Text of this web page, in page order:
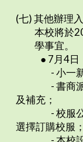
(七) 其他辦理
本校將於
學事宜。
● 7月4日（
- 小一新生
- 書商派員
及補充；
- 校服公司
選擇訂購校服；